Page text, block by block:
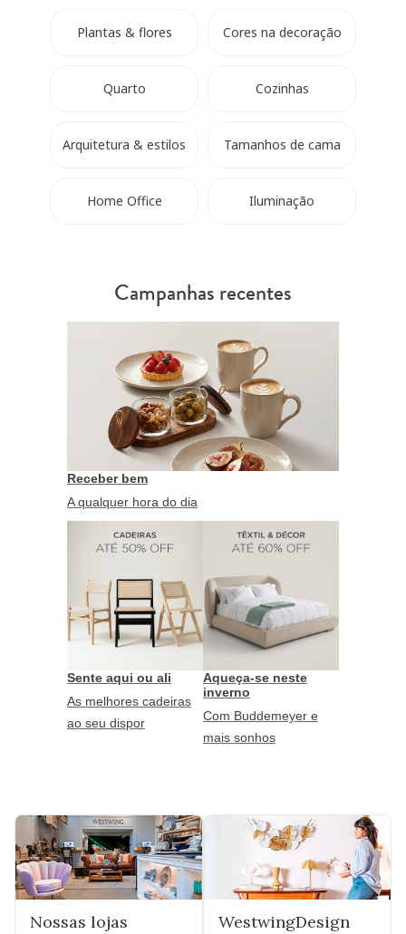
Plantas & flores Cores na decoração
Quarto Cozinhas
Arquitetura & estilos Tamanhos de cama
Home Office Iluminação
Campanhas recentes
Receber bem
A qualquer hora do dia
Sente aqui ou ali
As melhores cadeiras
ao seu dispor
Aqueça-se neste
inverno
Com Buddemeyer e
mais sonhos
Nossas lojas WestwingDesign